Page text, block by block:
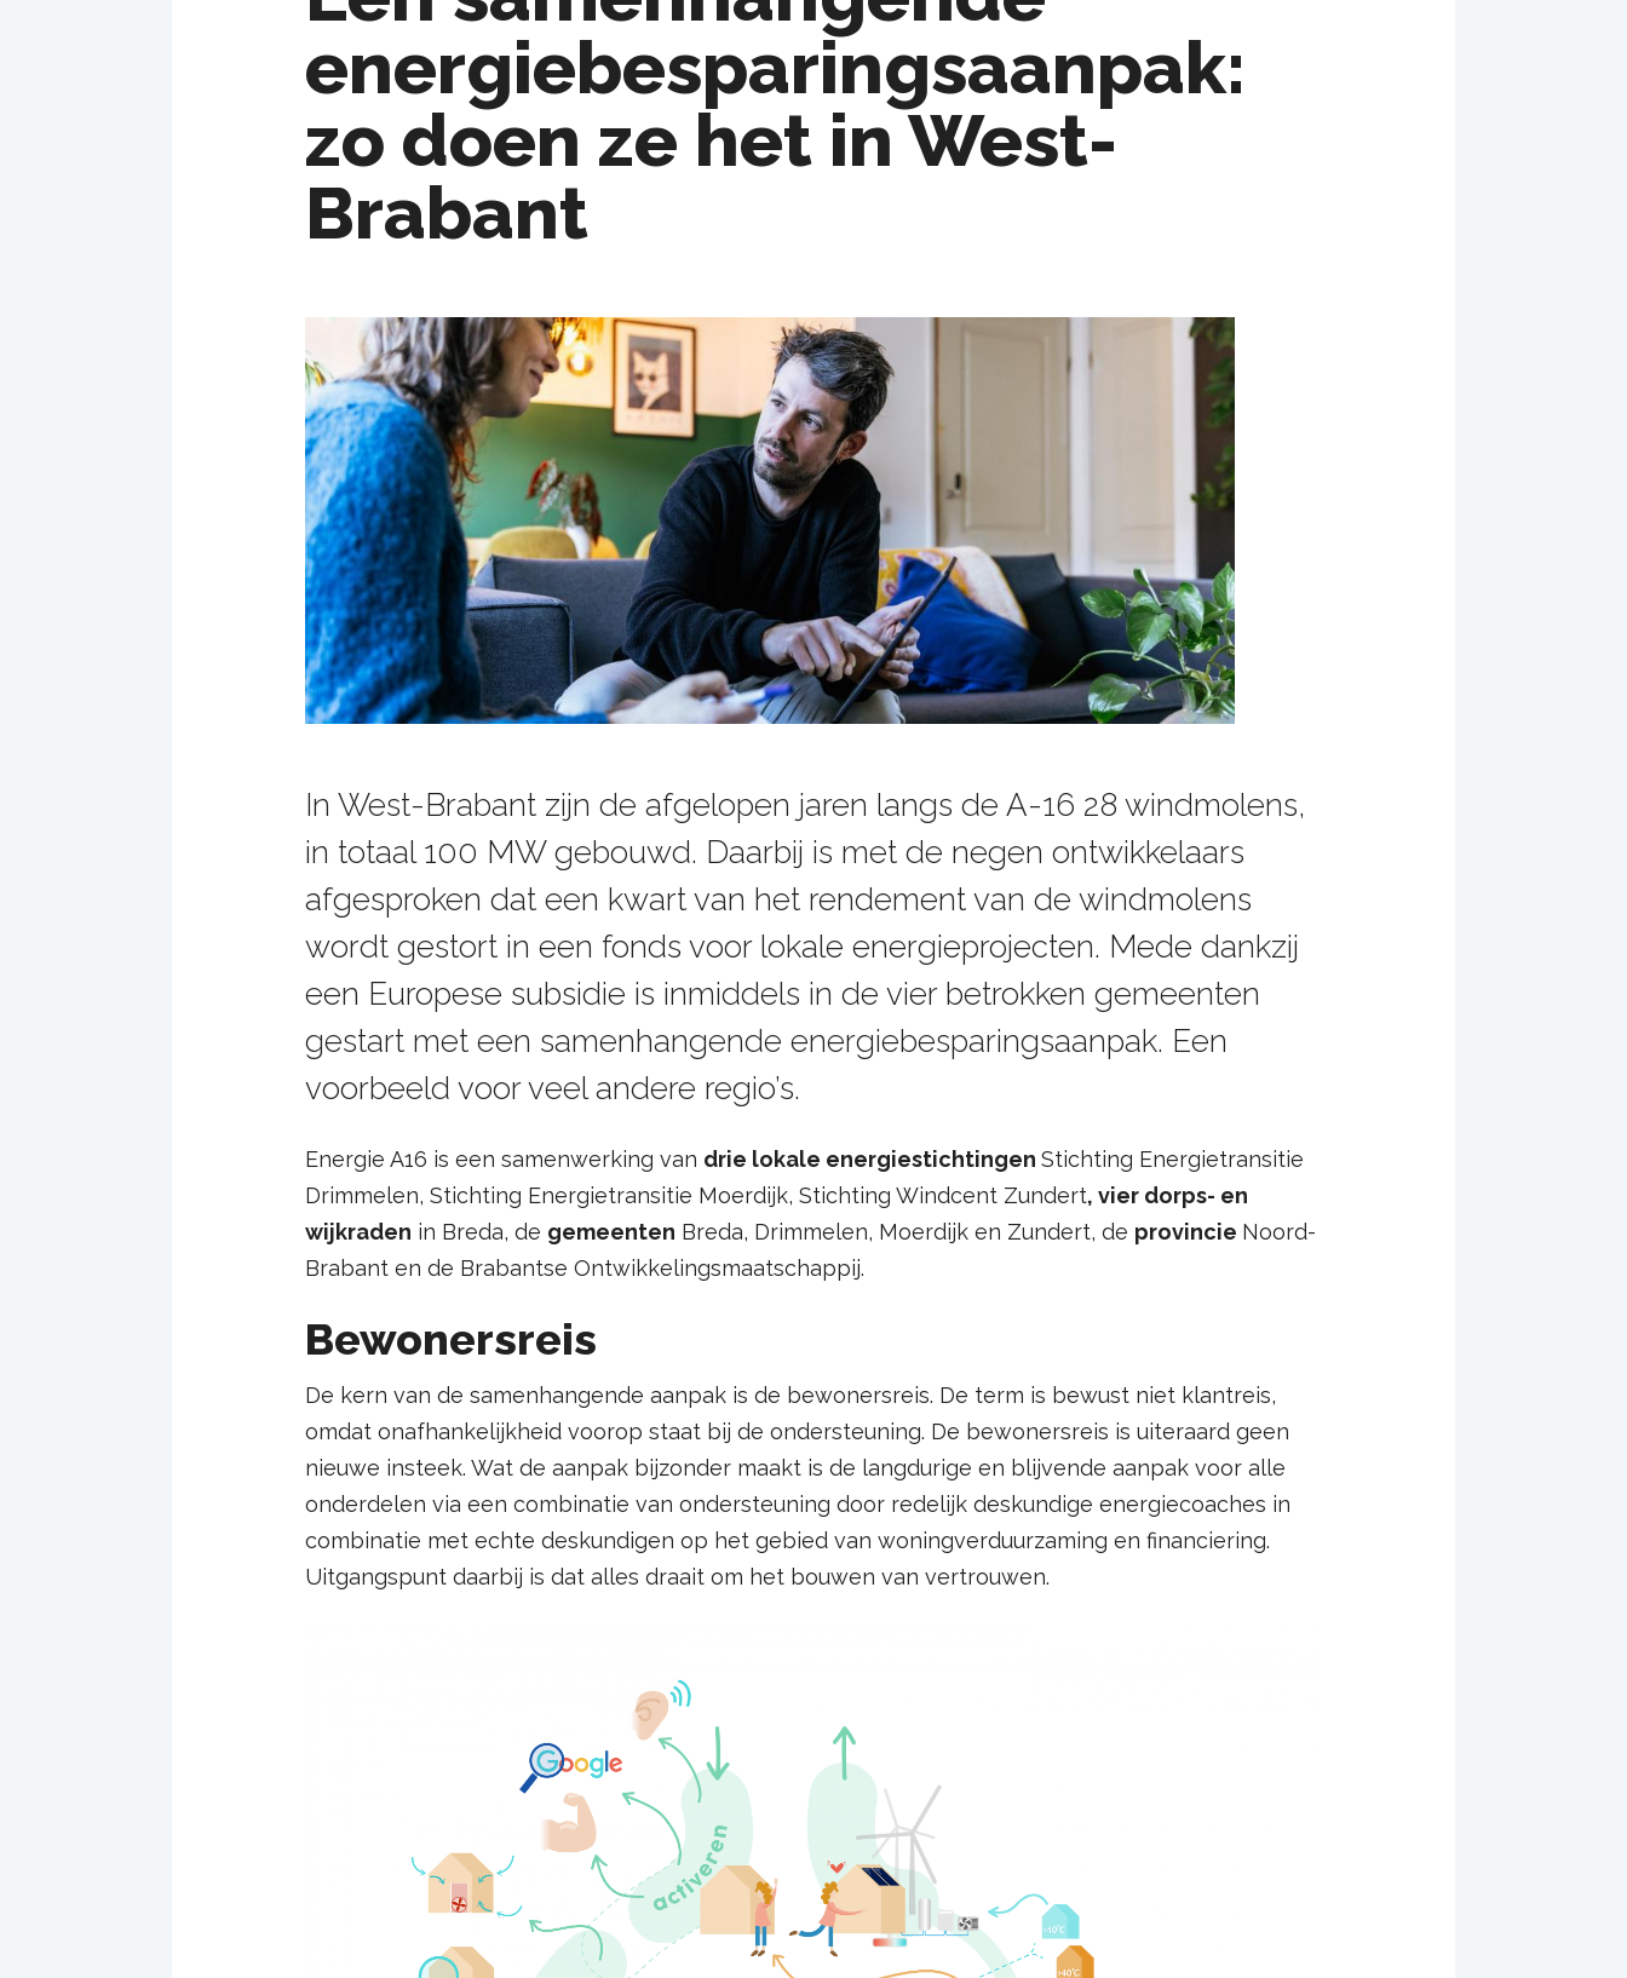
energiebesparingsaanpak:
zo doen ze het in West-
Brabant
In West-Brabant zijn de afgelopen jaren langs de A-16 28 windmolens,
in totaal 100 MW gebouwd. Daarbij is met de negen ontwikkelaars
afgesproken dat een kwart van het rendement van de windmolens
wordt gestort in een fonds voor lokale energieprojecten. Mede dankzij
een Europese subsidie is inmiddels in de vier betrokken gemeenten
gestart met een samenhangende energiebesparingsaanpak. Een
voorbeeld voor veel andere regio’s.
Energie A16 is een samenwerking van drie lokale energiestichtingen Stichting Energietransitie
Drimmelen, Stichting Energietransitie Moerdijk, Stichting Windcent Zundert, vier dorps- en
wijkraden in Breda, de gemeenten Breda, Drimmelen, Moerdijk en Zundert, de provincie Noord-
Brabant en de Brabantse Ontwikkelingsmaatschappij.
Bewonersreis
De kern van de samenhangende aanpak is de bewonersreis. De term is bewust niet klantreis,
omdat onafhankelijkheid voorop staat bij de ondersteuning. De bewonersreis is uiteraard geen
nieuwe insteek. Wat de aanpak bijzonder maakt is de langdurige en blijvende aanpak voor alle
onderdelen via een combinatie van ondersteuning door redelijk deskundige energiecoaches in
combinatie met echte deskundigen op het gebied van woningverduurzaming en financiering.
Uitgangspunt daarbij is dat alles draait om het bouwen van vertrouwen.